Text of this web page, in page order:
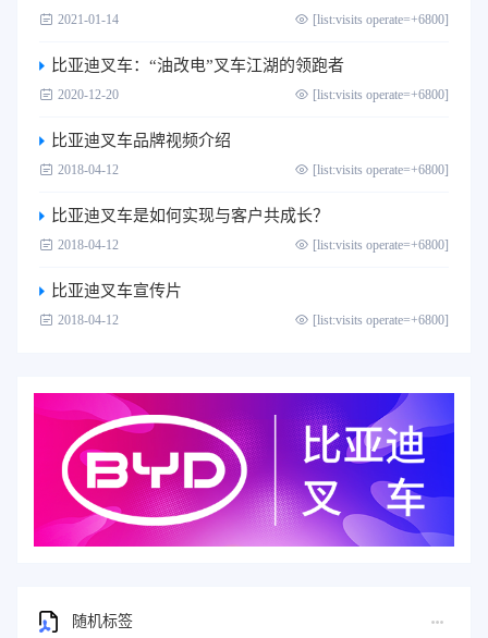
2021-01-14 [list:visits operate=+6800]
比亚迪叉车：“油改电”叉车江湖的领跑者
2020-12-20 [list:visits operate=+6800]
比亚迪叉车品牌视频介绍
2018-04-12 [list:visits operate=+6800]
比亚迪叉车是如何实现与客户共成长？
2018-04-12 [list:visits operate=+6800]
比亚迪叉车宣传片
2018-04-12 [list:visits operate=+6800]
随机标签